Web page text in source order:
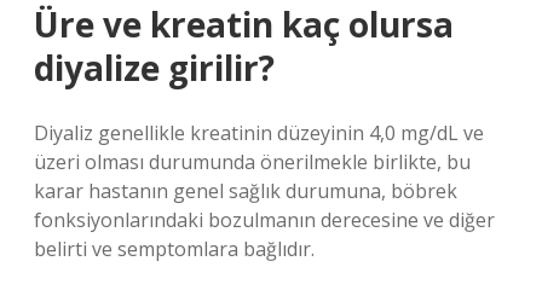
Üre ve kreatin kaç olursa
diyalize girilir?
Diyaliz genellikle kreatinin düzeyinin 4,0 mg/dL ve
üzeri olması durumunda önerilmekle birlikte, bu
karar hastanın genel sağlık durumuna, böbrek
fonksiyonlarındaki bozulmanın derecesine ve diğer
belirti ve semptomlara bağlıdır.